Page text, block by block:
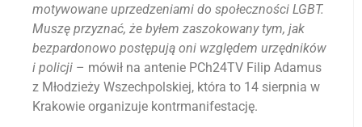
motywowane uprzedzeniami do społeczności LGBT.
Muszę przyznać, że byłem zaszokowany tym, jak
bezpardonowo postępują oni względem urzędników
i policji – mówił na antenie PCh24TV Filip Adamus
z Młodzieży Wszechpolskiej, która to 14 sierpnia w
Krakowie organizuje kontrmanifestację.